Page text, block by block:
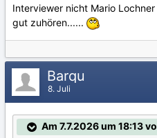
Interviewer nicht Mario
gut zuhören......
Barqu
8. Juli
Am 7.7.2026 um 18:13